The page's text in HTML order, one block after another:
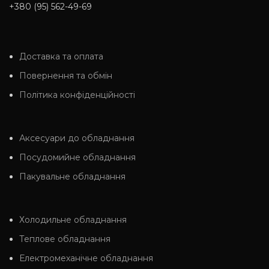
+380 (95) 562-49-69
Доставка та оплата
Повернення та обмін
Політика конфіденційності
Аксесуари до обладнання
Посудомийне обладнання
Пакувальне обладнання
Холодильне обладнання
Теплове обладнання
Електромеханічне обладнання